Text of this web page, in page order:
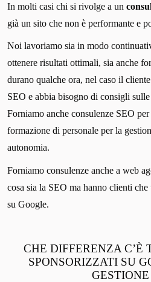
In molti casi chi si rivolge a un
già un sito che non è performante e
Noi lavoriamo sia in modo
ottenere risultati ottimali, sia anche
durano qualche ora, nel caso il
SEO e abbia bisogno di consigli
Forniamo anche consulenze SEO
formazione di personale per la
autonomia.
Forniamo consulenze anche a web
cosa sia la SEO ma hanno clienti
su Google.
CHE DIFFERENZA C’È
SPONSORIZZATI SU
GESTIONE